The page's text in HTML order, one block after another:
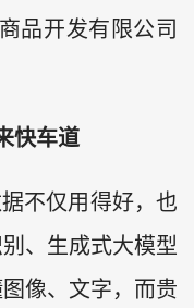
品开发有限公司
快车道
不仅用得好，也
、生成式大模型
像、文字，而贵